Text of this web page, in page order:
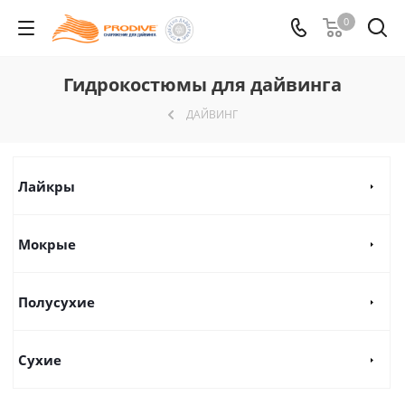
0
Гидрокостюмы для дайвинга
ДАЙВИНГ
Лайкры
Мокрые
Полусухие
Сухие